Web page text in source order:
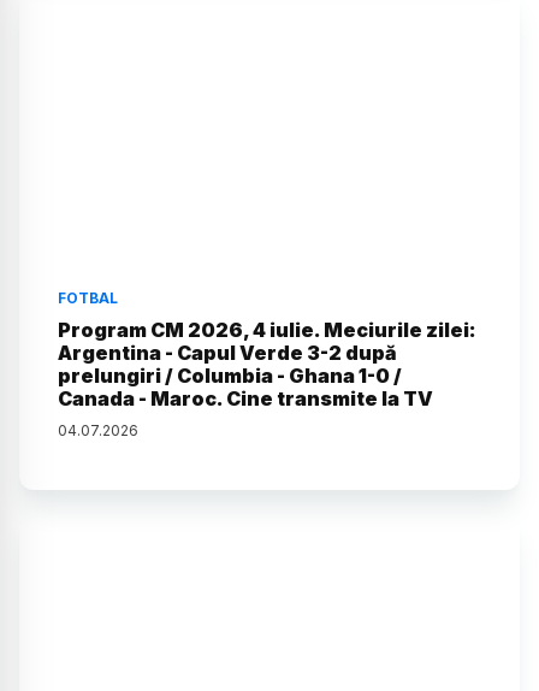
FOTBAL
Program CM 2026, 4 iulie. Meciurile zilei:
Argentina - Capul Verde 3-2 după
prelungiri / Columbia - Ghana 1-0 /
Canada - Maroc. Cine transmite la TV
04.07.2026